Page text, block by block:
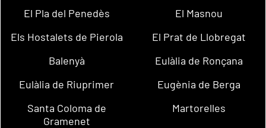
El Pla del Penedès
El Masnou
Els Hostalets de Pierola
El Prat de Llobregat
Balenyà
Eulàlia de Ronçana
Eulàlia de Riuprimer
Eugènia de Berga
Santa Coloma de
Gramenet
Martorelles